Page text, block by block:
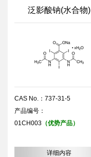
泛影酸钠(水合物)
CAS No.：737-31-5
产品编号：
01CH003（优势产品）
详细内容